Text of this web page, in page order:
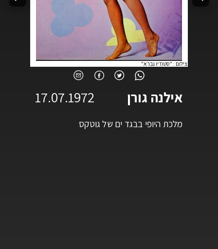
אילנה גורן 17.07.1972
מלכת היופי בבגד ים של גוטקס
צילום : "סטודיו גברא"